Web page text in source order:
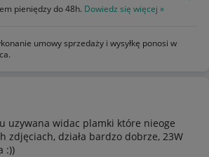
pieniędzy do 48h. Dowiedz się więcej »
umowy sprzedaży i wysyłkę ponosi w
uzywana widac plamki które nieoge
zdjęciach, działa bardzo dobrze, 23W
:))